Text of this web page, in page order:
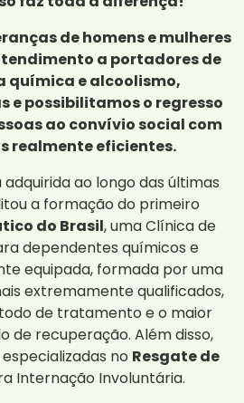
de homens e mulheres
a portadores de
química e alcoolismo,
e possibilitamos o regresso
ao convívio social com
realmente eficientes.
ao longo das últimas
a formação do primeiro
do Brasil, uma Clínica de
dependentes químicos e
equipada, formada por uma
extremamente qualificados,
de tratamento e o maior
de recuperação. Além disso,
no Resgate de
Internação Involuntária.